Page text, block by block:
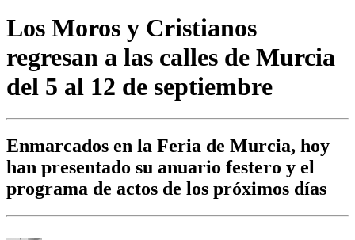
Los Moros y Cristianos
regresan a las calles de Murcia
del 5 al 12 de septiembre
Enmarcados en la Feria de Murcia, hoy
han presentado su anuario festero y el
programa de actos de los próximos días